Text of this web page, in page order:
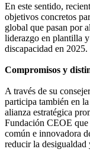
En este sentido,
objetivos concretos
global que pasan por
liderazgo en plantilla
discapacidad en 2025.
Compromisos y
A través de su
participa también en
alianza estratégica
Fundación CEOE que
común e innovadora
reducir la desigualdad